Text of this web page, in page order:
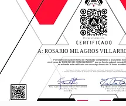
A: ROSARIO MILAGROS
Por haber concluido en forma de "Aprobado" completando y avanzando
en el curso de "DISEÑO 3D CON BLENDER", que se llevó a cabo el mes de
se extiende este certificado con una carga horaria de 16 horas